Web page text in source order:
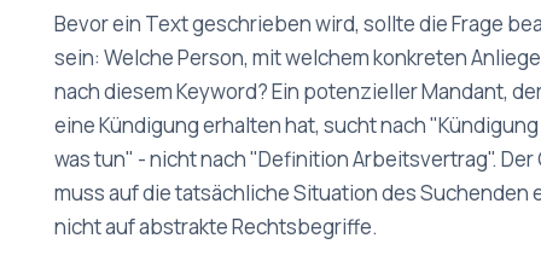
Bevor ein Text geschrieben wird, sollte die Frage
sein: Welche Person, mit welchem konkreten
nach diesem Keyword? Ein potenzieller Mandant,
eine Kündigung erhalten hat, sucht nach
was tun" - nicht nach "Definition Arbeitsvertrag".
muss auf die tatsächliche Situation des Suchenden
nicht auf abstrakte Rechtsbegriffe.